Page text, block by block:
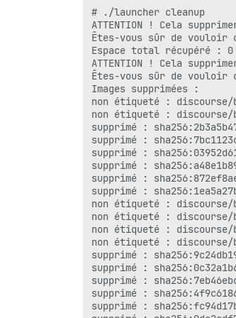
supprimé :
supprimé :
supprimé :
supprimé :
supprimé :
supprimé :
supprimé :
supprimé :
supprimé :
supprimé :
supprimé :
supprimé :
supprimé :
supprimé :
supprimé :
supprimé :
supprimé :
supprimé :
supprimé :
supprimé :
supprimé :
supprimé :
supprimé :
supprimé :
# ./launcher cleanup
ATTENTION ! Cela
Êtes-vous sûr de vouloir
Espace total récupéré : 0
ATTENTION ! Cela
Êtes-vous sûr de vouloir
Images supprimées :
non étiqueté : discourse/
non étiqueté : discourse/
supprimé :
supprimé :
supprimé :
supprimé :
supprimé :
supprimé :
non étiqueté : discourse/
non étiqueté : discourse/
non étiqueté : discourse/
non étiqueté : discourse/
supprimé :
supprimé :
supprimé :
supprimé :
supprimé :